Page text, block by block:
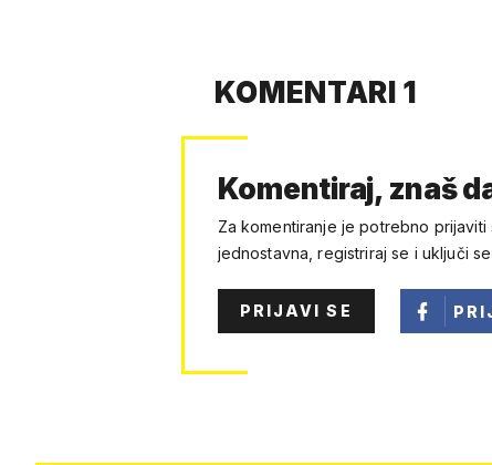
KOMENTARI 1
Komentiraj, znaš
Za komentiranje je potrebno prijaviti
jednostavna, registriraj se i uključi
PRIJAVI SE